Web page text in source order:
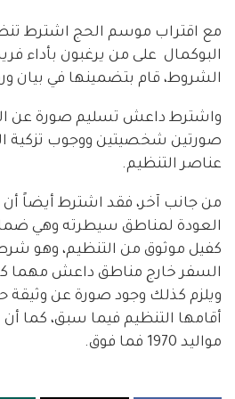
مع اقتراب موسم الحج اشترط
البوكمال على من يرغبون بأداء
الشروط، قام بتضمينها في بيان
واشترط داعش تسليم صورة عن
صورتين شخصيتين ووجوب تزكية
عناصر التنظيم.
من جانب آخر، فقد اشترط أيضاً
العودة لمناطق سيطرته وهي
كفيل موثوق من التنظيم، وهو
السفر خارج مناطق داعش مهما
ويلزم كذلك وجود صورة عن وثيقة
أقامها التنظيم فيما سبق، كما
مواليد 1970 فما فوق.